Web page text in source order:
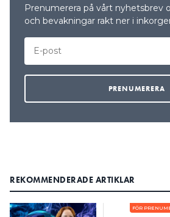
Prenumerera på vårt nyhetsbrev
och bevakningar rakt ner i
REKOMMENDERADE ARTIKLAR
FÖR